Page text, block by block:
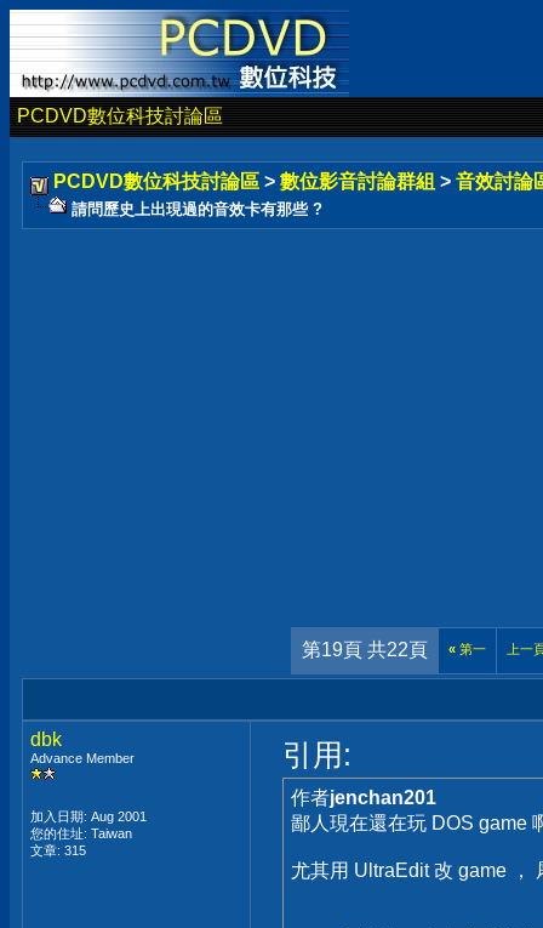
PCDVD數位科技討論區
PCDVD數位科技討論區 > 數位影音討論群組 > 音效討論
請問歷史上出現過的音效卡有那些 ?
第19頁 共22頁 «第一 上一
dbk
Advance Member
加入日期: Aug 2001
您的住址: Taiwan
文章: 315
引用:
作者jenchan201
鄙人現在還在玩 DOS game
尤其用 UltraEdit 改 game ，